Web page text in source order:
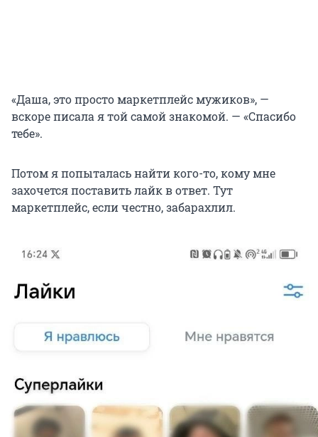
«Даша, это просто маркетплейс мужиков», —
вскоре писала я той самой знакомой. — «Спасибо
тебе».
Потом я попыталась найти кого-то, кому мне
захочется поставить лайк в ответ. Тут
маркетплейс, если честно, забарахлил.